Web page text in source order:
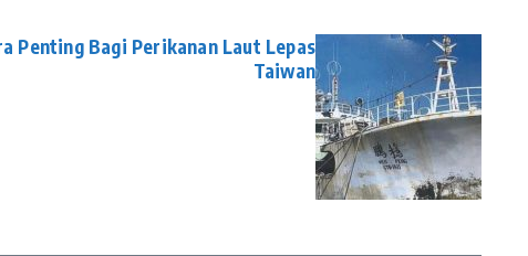
Penting Bagi Perikanan Laut Lepas
Taiwan